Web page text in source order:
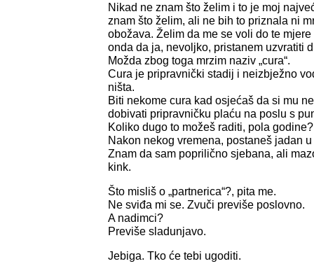
Nikad ne znam što želim i to je moj
znam što želim, ali ne bih to priznala ni
obožava. Želim da me se voli do te
onda da ja, nevoljko, pristanem uzvratiti
Možda zbog toga mrzim naziv „cura“.
Cura je pripravnički stadij i neizbježno
ništa.
Biti nekome cura kad osjećaš da si mu
dobivati pripravničku plaću na poslu s
Koliko dugo to možeš raditi, pola
Nakon nekog vremena, postaneš jadan
Znam da sam poprilično sjebana, ali
kink.
Što misliš o „partnerica“?, pita me.
Ne sviđa mi se. Zvuči previše poslovno.
A nadimci?
Previše sladunjavo.
Jebiga. Tko će tebi ugoditi.